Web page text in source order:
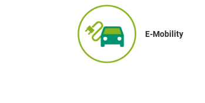
E-Mobility